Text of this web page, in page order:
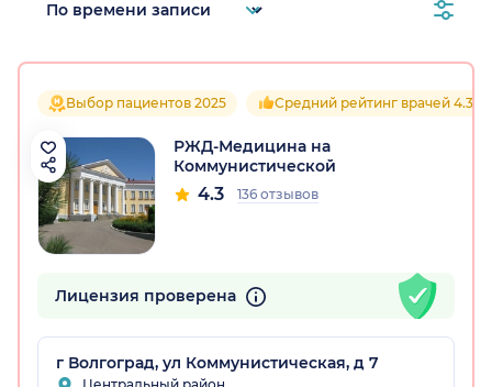
обл.)
Выбор пациентов 2025 Средний рейтинг врачей 4.3
РЖД-Медицина на
Коммунистической
4.3 136 отзывов
Лицензия проверена
г Волгоград, ул Коммунистическая, д 7